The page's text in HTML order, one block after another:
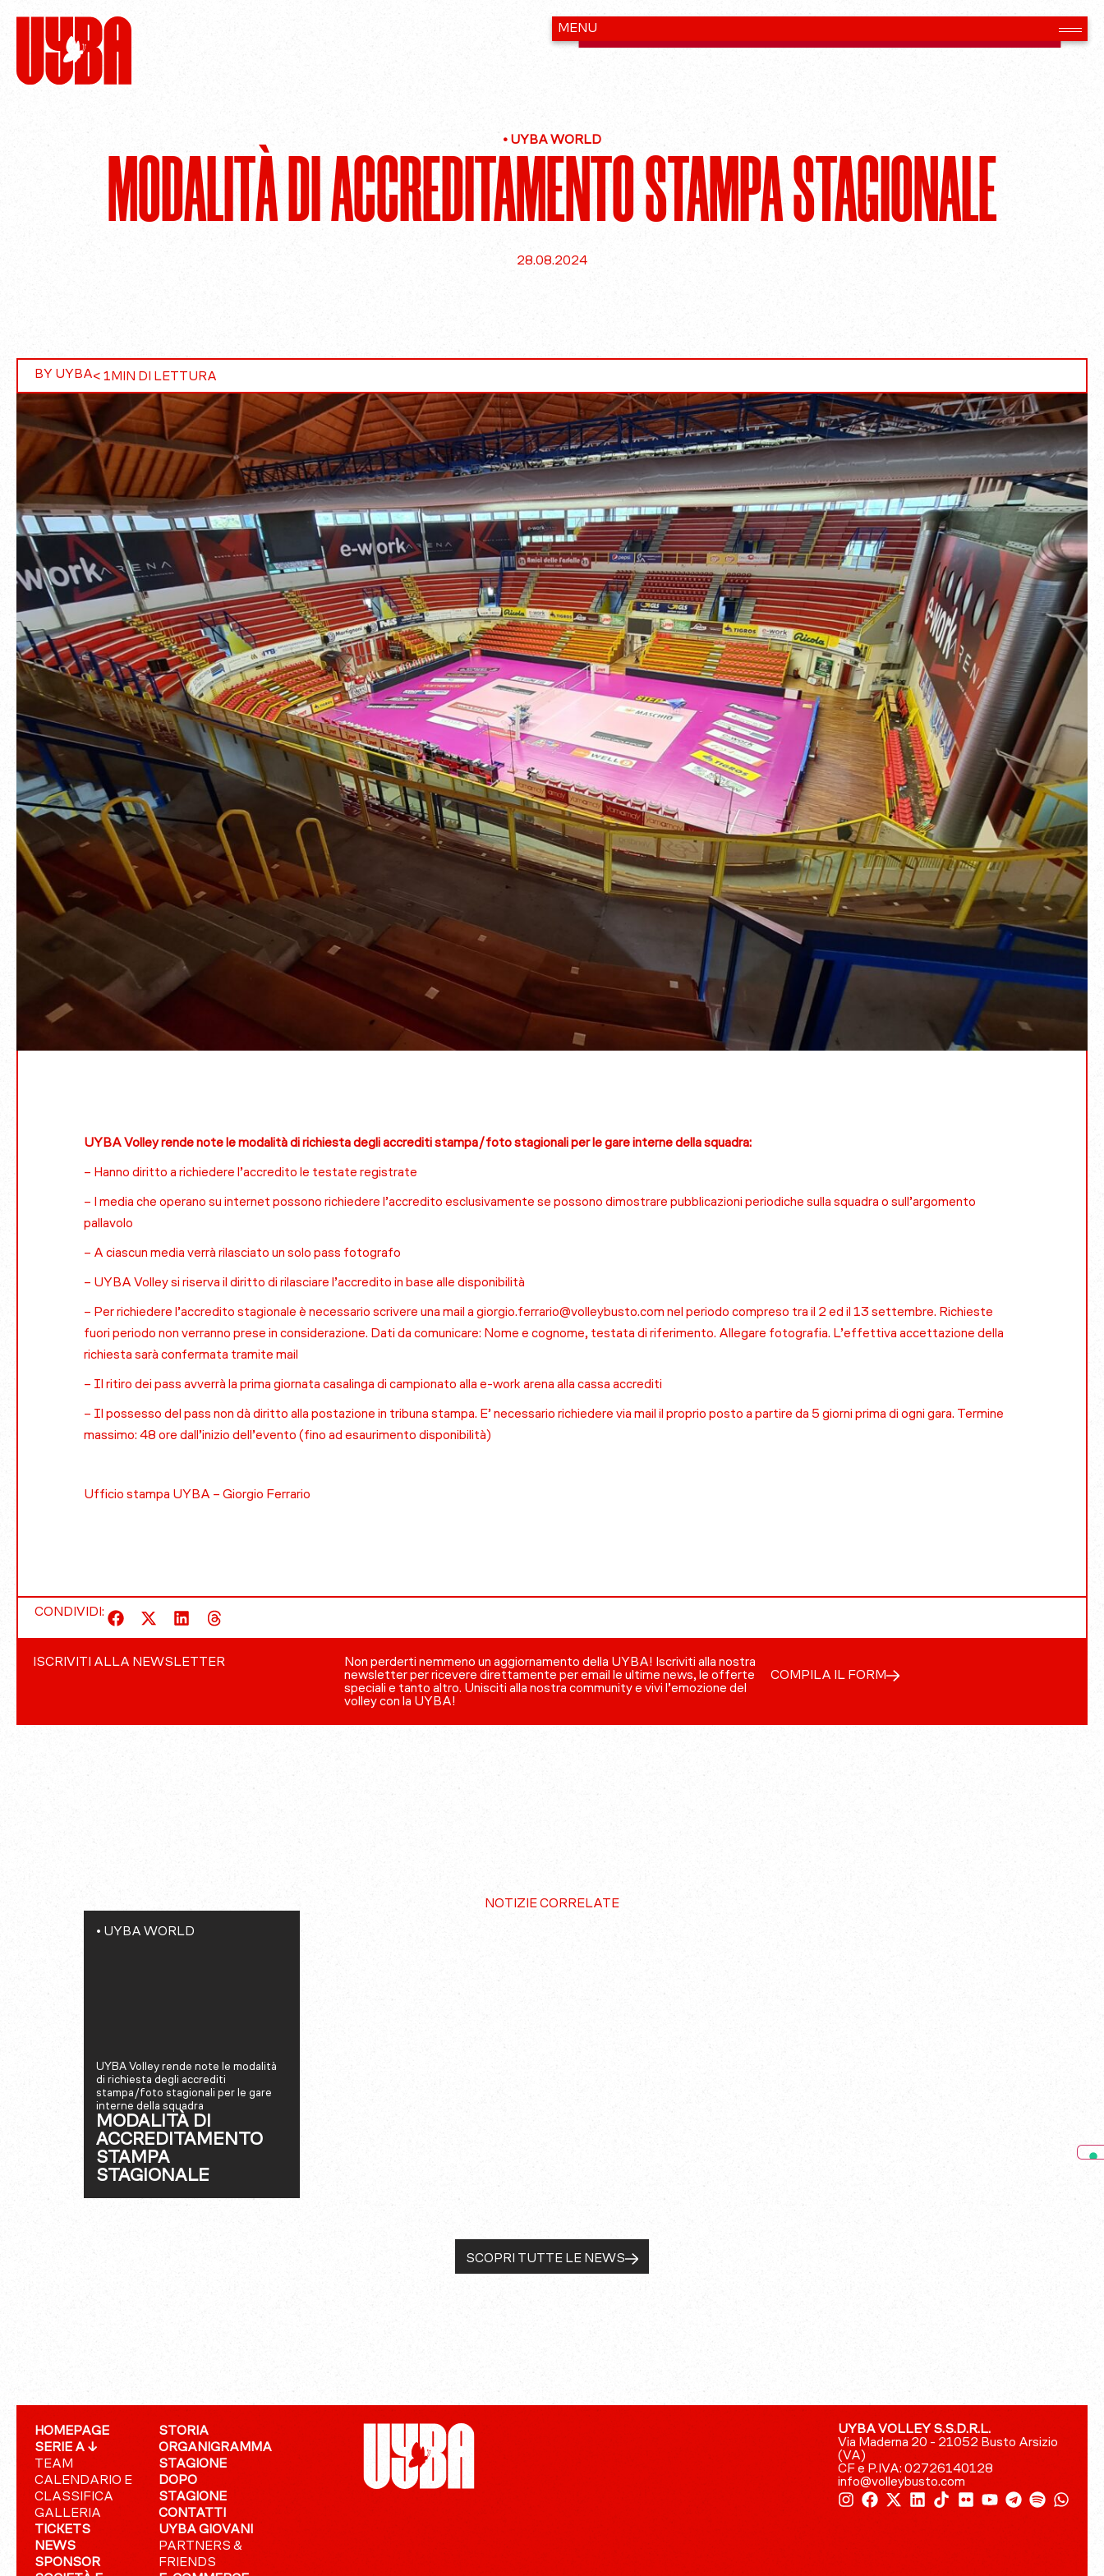
• UYBA WORLD
MODALITÀ DI ACCREDITAMENTO STAMPA STAGIONALE
28.08.2024
BY UYBA MIN DI LETTURA
< 1
UYBA Volley rende note le modalità di richiesta degli accrediti stampa/foto stagionali per le gare interne della squadra:
– Hanno diritto a richiedere l’accredito le testate registrate
– I media che operano su internet possono richiedere l’accredito esclusivamente se possono dimostrare pubblicazioni periodiche sulla squadra o sull’argomento
pallavolo
– A ciascun media verrà rilasciato un solo pass fotografo
– UYBA Volley si riserva il diritto di rilasciare l’accredito in base alle disponibilità
– Per richiedere l’accredito stagionale è necessario scrivere una mail a giorgio.ferrario@volleybusto.com nel periodo compreso tra il 2 ed il 13 settembre. Richieste
fuori periodo non verranno prese in considerazione. Dati da comunicare: Nome e cognome, testata di riferimento. Allegare fotografia. L’effettiva accettazione della
richiesta sarà confermata tramite mail
– Il ritiro dei pass avverrà la prima giornata casalinga di campionato alla e-work arena alla cassa accrediti
– Il possesso del pass non dà diritto alla postazione in tribuna stampa. E’ necessario richiedere via mail il proprio posto a partire da 5 giorni prima di ogni gara. Termine
massimo: 48 ore dall’inizio dell’evento (fino ad esaurimento disponibilità)
Ufficio stampa UYBA – Giorgio Ferrario
CONDIVIDI:
ISCRIVITI ALLA NEWSLETTER
Non perderti nemmeno un aggiornamento della UYBA! Iscriviti alla nostra
newsletter per ricevere direttamente per email le ultime news, le offerte
speciali e tanto altro. Unisciti alla nostra community e vivi l’emozione del
volley con la UYBA!
COMPILA IL FORM
NOTIZIE CORRELATE
• UYBA WORLD
UYBA Volley rende note le modalità
di richiesta degli accrediti
stampa/foto stagionali per le gare
interne della squadra
MODALITÀ DI
ACCREDITAMENTO
STAMPA
STAGIONALE
SCOPRI TUTTE LE NEWS
HOMEPAGE
SERIE A ↓
TEAM
CALENDARIO E
CLASSIFICA
GALLERIA
TICKETS
NEWS
SPONSOR
STORIA
ORGANIGRAMMA
STAGIONE
DOPO
STAGIONE
CONTATTI
UYBA GIOVANI
PARTNERS &
FRIENDS
UYBA VOLLEY S.S.D.R.L.
Via Maderna 20 - 21052 Busto Arsizio
(VA)
CF e P.IVA: 02726140128
info@volleybusto.com